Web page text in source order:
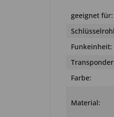
geeignet für:
Funkeinheit:
Farbe:
Material: